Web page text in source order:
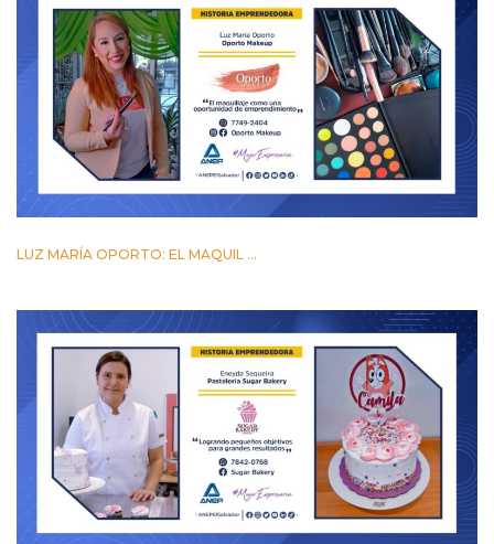
LUZ MARÍA OPORTO: EL MAQUIL ...